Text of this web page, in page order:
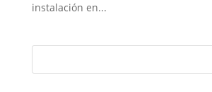
instalación en...